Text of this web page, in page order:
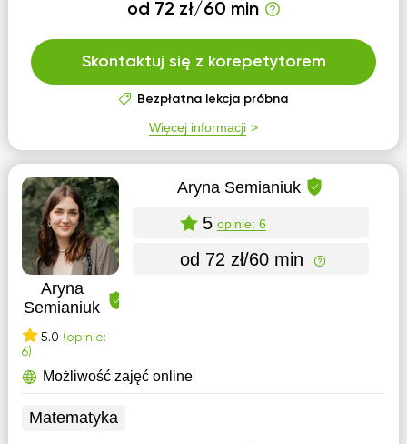
od 72 zł/60 min
Skontaktuj się z korepetytorem
Bezpłatna lekcja próbna
Więcej informacji
Aryna
Semianiuk
5.0 (opinie:
6)
Aryna Semianiuk
5 opinie: 6
od 72 zł/60 min
Możliwość zajęć online
Matematyka